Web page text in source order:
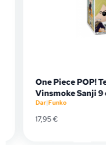
One Piece POP!
Vinsmoke Sanji 9
Dar|Funko
17,95€